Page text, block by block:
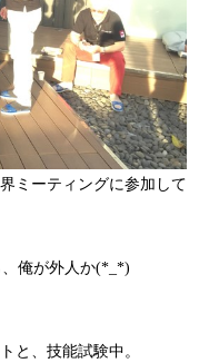
ミーティングに参加して
俺が外人か(*_*)
と、技能試験中。